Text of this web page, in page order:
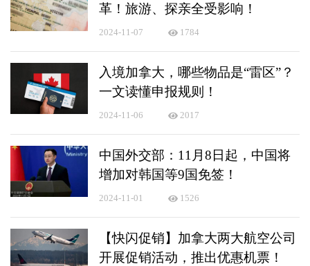
革！旅游、探亲全受影响！
2024-11-07 1784
入境加拿大，哪些物品是“雷区”？
一文读懂申报规则！
2024-11-06 2017
中国外交部：11月8日起，中国将
增加对韩国等9国免签！
2024-11-01 1526
【快闪促销】加拿大两大航空公司
开展促销活动，推出优惠机票！